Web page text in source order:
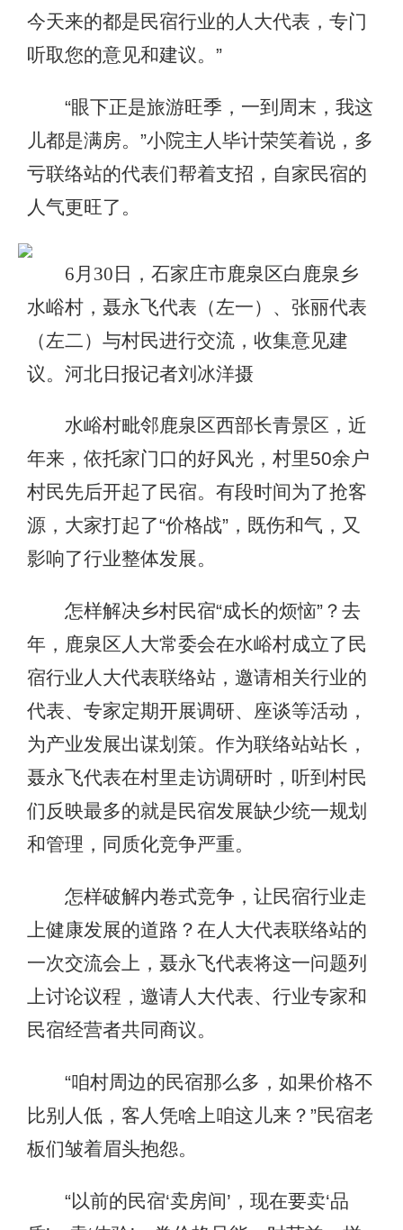
今天来的都是民宿行业的人大代表，专门
听取您的意见和建议。”
“眼下正是旅游旺季，一到周末，我这
儿都是满房。”小院主人毕计荣笑着说，多
亏联络站的代表们帮着支招，自家民宿的
人气更旺了。
6月30日，石家庄市鹿泉区白鹿泉乡
水峪村，聂永飞代表（左一）、张丽代表
（左二）与村民进行交流，收集意见建
议。河北日报记者刘冰洋摄
水峪村毗邻鹿泉区西部长青景区，近
年来，依托家门口的好风光，村里50余户
村民先后开起了民宿。有段时间为了抢客
源，大家打起了“价格战”，既伤和气，又
影响了行业整体发展。
怎样解决乡村民宿“成长的烦恼”？去
年，鹿泉区人大常委会在水峪村成立了民
宿行业人大代表联络站，邀请相关行业的
代表、专家定期开展调研、座谈等活动，
为产业发展出谋划策。作为联络站站长，
聂永飞代表在村里走访调研时，听到村民
们反映最多的就是民宿发展缺少统一规划
和管理，同质化竞争严重。
怎样破解内卷式竞争，让民宿行业走
上健康发展的道路？在人大代表联络站的
一次交流会上，聂永飞代表将这一问题列
上讨论议程，邀请人大代表、行业专家和
民宿经营者共同商议。
“咱村周边的民宿那么多，如果价格不
比别人低，客人凭啥上咱这儿来？”民宿老
板们皱着眉头抱怨。
“以前的民宿‘卖房间’，现在要卖‘品